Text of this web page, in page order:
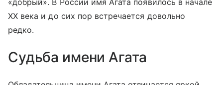
«добрый». В России имя Агата появилось в начале
XX века и до сих пор встречается довольно
редко.
Судьба имени Агата